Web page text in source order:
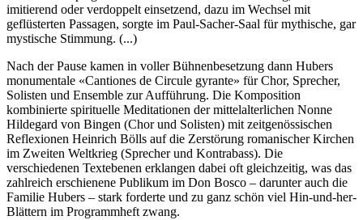
imitierend oder verdoppelt einsetzend, dazu im Wechsel mit
geflüsterten Passagen, sorgte im Paul-Sacher-Saal für mythische, gar
mystische Stimmung. (...)
Nach der Pause kamen in voller Bühnenbesetzung dann Hubers
monumentale «Cantiones de Circule gyrante» für Chor, Sprecher,
Solisten und Ensemble zur Aufführung. Die Komposition
kombinierte spirituelle Meditationen der mittelalterlichen Nonne
Hildegard von Bingen (Chor und Solisten) mit zeitgenössischen
Reflexionen Heinrich Bölls auf die Zerstörung romanischer Kirchen
im Zweiten Weltkrieg (Sprecher und Kontrabass). Die
verschiedenen Textebenen erklangen dabei oft gleichzeitig, was das
zahlreich erschienene Publikum im Don Bosco – darunter auch die
Familie Hubers – stark forderte und zu ganz schön viel Hin-und-her-
Blättern im Programmheft zwang.